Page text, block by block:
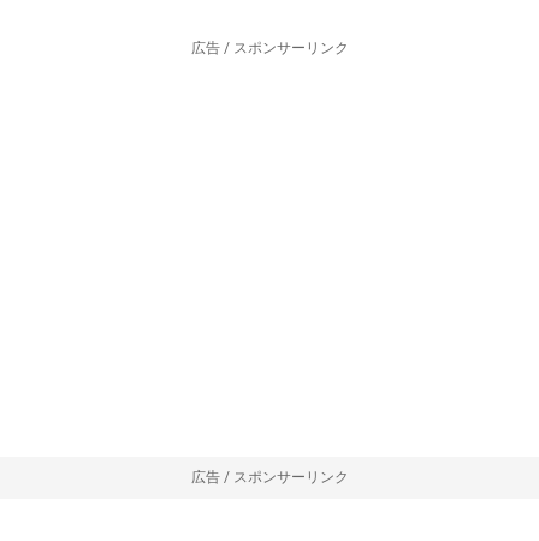
広告 / スポンサーリンク
広告 / スポンサーリンク